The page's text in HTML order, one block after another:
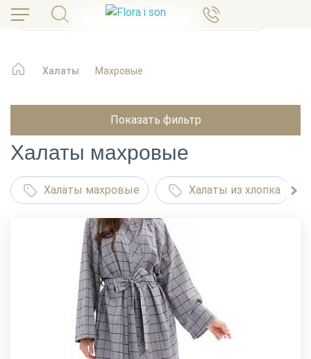
Халаты Махровые
Показать фильтр
Халаты махровые
Халаты махровые Халаты из хлопка